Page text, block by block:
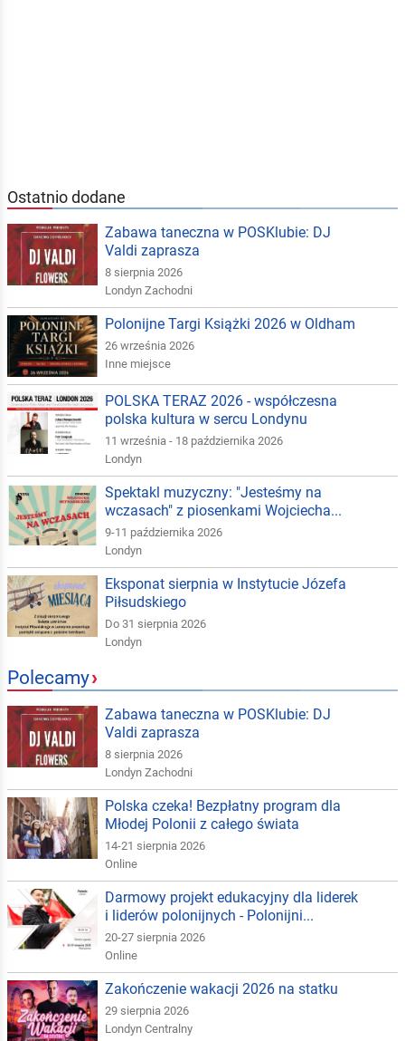
Ostatnio dodane
Zabawa taneczna w POSKlubie: DJ
Valdi zaprasza
8 sierpnia 2026
Londyn Zachodni
Polonijne Targi Książki 2026 w Oldham
26 września 2026
Inne miejsce
POLSKA TERAZ 2026 - współczesna
polska kultura w sercu Londynu
11 września - 18 października 2026
Londyn
Spektakl muzyczny: "Jesteśmy na
wczasach" z piosenkami Wojciecha...
9-11 października 2026
Londyn
Eksponat sierpnia w Instytucie Józefa
Piłsudskiego
Do 31 sierpnia 2026
Londyn
Polecamy›
Zabawa taneczna w POSKlubie: DJ
Valdi zaprasza
8 sierpnia 2026
Londyn Zachodni
Polska czeka! Bezpłatny program dla
Młodej Polonii z całego świata
14-21 sierpnia 2026
Online
Darmowy projekt edukacyjny dla liderek
i liderów polonijnych - Polonijni...
20-27 sierpnia 2026
Online
Zakończenie wakacji 2026 na statku
29 sierpnia 2026
Londyn Centralny